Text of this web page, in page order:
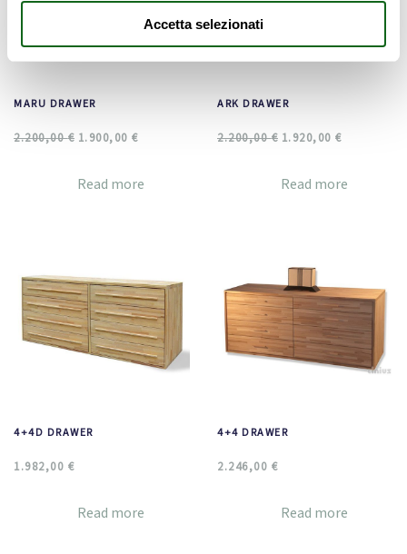
Accetta selezionati
MARU DRAWER
2.200,00€ 1.900,00 €
Read more
ARK DRAWER
2.200,00€ 1.920,00 €
Read more
4+4D DRAWER
1.982,00 €
Read more
4+4 DRAWER
2.246,00 €
Read more